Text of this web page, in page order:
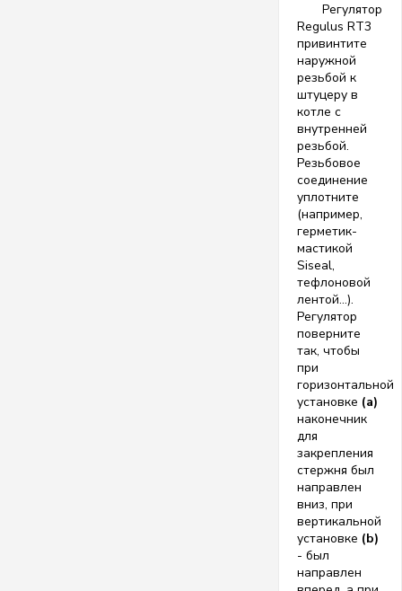
Регулятор
Regulus RT3
привинтите
наружной
резьбой к
штуцеру в
котле с
внутренней
резьбой.
Резьбовое
соединение
уплотните
(например,
герметик-
мастикой
Siseal,
тефлоновой
лентой…).
Регулятор
поверните
так, чтобы
при
горизонтальной
установке (a)
наконечник
для
закрепления
стержня был
направлен
вниз, при
вертикальной
установке (b)
- был
направлен